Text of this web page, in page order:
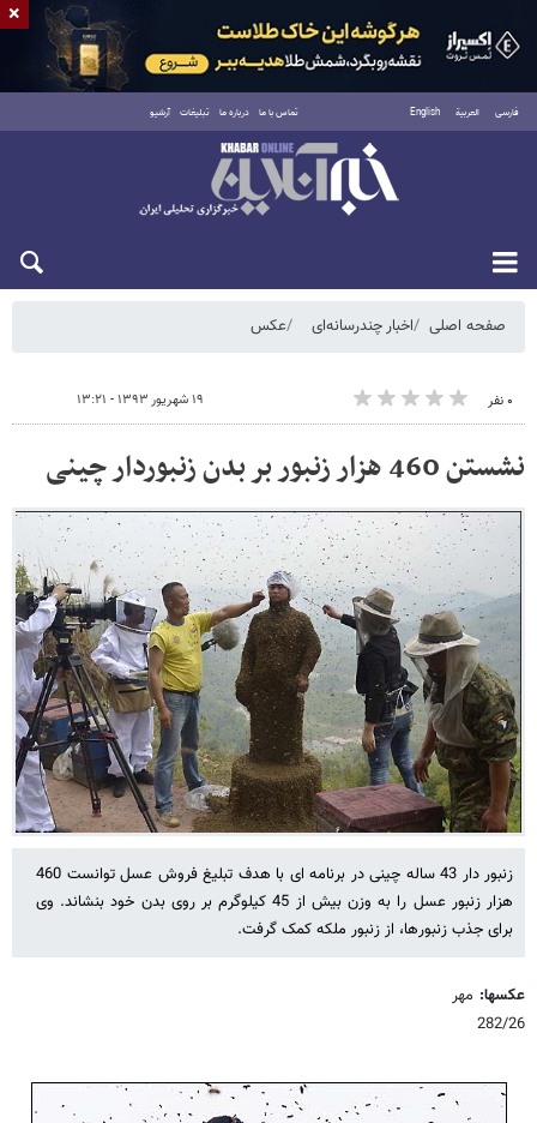
فارسی العربية English تماس با ما درباره ما تبلیغات آرشیو
پنجشنبه ۱۵ مرداد ۱۴۰۵
صفحه اصلی اخبار چندرسانه‌ای عکس
۰ نفر ۱۹ شهریور ۱۳۹۳ - ۱۳:۲۱
نشستن 460 هزار زنبور بر بدن زنبوردار چینی
زنبور دار 43 ساله چینی در برنامه ای با هدف تبلیغ فروش عسل توانست 460
هزار زنبور عسل را به وزن بیش از 45 کیلوگرم بر روی بدن خود بنشاند. وی
برای جذب زنبورها، از زنبور ملکه کمک گرفت.
عکسها: مهر
282/26
×